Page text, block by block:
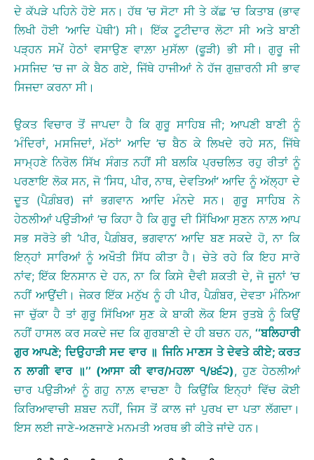
ਦੇ ਕੱਪੜੇ ਪਹਿਨੇ ਹੋਏ ਸਨ। ਹੱਥ ’ਚ ਸੋਟਾ ਸੀ ਤੇ ਕੱਛ ’ਚ ਕਿਤਾਬ (ਭਾਵ
ਲਿਖੀ ਹੋਈ ‘ਆਦਿ ਪੋਥੀ’) ਸੀ। ਇੱਕ ਟੂਟੀਦਾਰ ਲੋਟਾ ਸੀ ਅਤੇ ਬਾਣੀ
ਪੜ੍ਹਨ ਸਮੇਂ ਹੇਠਾਂ ਵਸਾਉਣ ਵਾਲ਼ਾ ਮੁਸੱਲਾ (ਫੂੜੀ) ਭੀ ਸੀ। ਗੁਰੂ ਜੀ
ਮਸਜਿਦ ’ਚ ਜਾ ਕੇ ਬੈਠ ਗਏ, ਜਿੱਥੇ ਹਾਜੀਆਂ ਨੇ ਹੱਜ ਗੁਜ਼ਾਰਨੀ ਸੀ ਭਾਵ
ਸਿਜਦਾ ਕਰਨਾ ਸੀ।
ਉਕਤ ਵਿਚਾਰ ਤੋਂ ਜਾਪਦਾ ਹੈ ਕਿ ਗੁਰੂ ਸਾਹਿਬ ਜੀ; ਆਪਣੀ ਬਾਣੀ ਨੂੰ
‘ਮੰਦਿਰਾਂ, ਮਸਜਿਦਾਂ, ਮੱਠਾਂ’ ਆਦਿ ’ਚ ਬੈਠ ਕੇ ਲਿਖਦੇ ਰਹੇ ਸਨ, ਜਿੱਥੇ
ਸਾਮ੍ਹਣੇ ਨਿਰੋਲ ਸਿੱਖ ਸੰਗਤ ਨਹੀਂ ਸੀ ਬਲਕਿ ਪ੍ਰਚਲਿਤ ਰਹੁ ਰੀਤਾਂ ਨੂੰ
ਪਰਣਾਇ ਲੋਕ ਸਨ, ਜੋ ‘ਸਿਧ, ਪੀਰ, ਨਾਥ, ਦੇਵਤਿਆਂ’ ਆਦਿ ਨੂੰ ਅੱਲ੍ਹਾ ਦੇ
ਦੂਤ (ਪੈਗ਼ੰਬਰ) ਜਾਂ ਭਗਵਾਨ ਆਦਿ ਮੰਨਦੇ ਸਨ। ਗੁਰੂ ਸਾਹਿਬ ਨੇ
ਹੇਠਲੀਆਂ ਪਉੜੀਆਂ ’ਚ ਕਿਹਾ ਹੈ ਕਿ ਗੁਰੂ ਦੀ ਸਿੱਖਿਆ ਸੁਣਨ ਨਾਲ਼ ਆਪ
ਸਭ ਸਰੋਤੇ ਭੀ ‘ਪੀਰ, ਪੈਗ਼ੰਬਰ, ਭਗਵਾਨ’ ਆਦਿ ਬਣ ਸਕਦੇ ਹੋ, ਨਾ ਕਿ
ਇਨ੍ਹਾਂ ਸਾਰਿਆਂ ਨੂੰ ਅਖੌਤੀ ਸਿੱਧ ਕੀਤਾ ਹੈ। ਚੇਤੇ ਰਹੇ ਕਿ ਇਹ ਸਾਰੇ
ਨਾਂਵ; ਇੱਕ ਇਨਸਾਨ ਦੇ ਹਨ, ਨਾ ਕਿ ਕਿਸੇ ਦੈਵੀ ਸ਼ਕਤੀ ਦੇ, ਜੋ ਜੂਨਾਂ ’ਚ
ਨਹੀਂ ਆਉਂਦੀ। ਜੇਕਰ ਇੱਕ ਮਨੁੱਖ ਨੂੰ ਹੀ ਪੀਰ, ਪੈਗ਼ੰਬਰ, ਦੇਵਤਾ ਮੰਨਿਆ
ਜਾ ਚੁੱਕਾ ਹੈ ਤਾਂ ਗੁਰੂ ਸਿੱਖਿਆ ਸੁਣ ਕੇ ਬਾਕੀ ਲੋਕ ਇਸ ਰੁਤਬੇ ਨੂੰ ਕਿਉਂ
ਨਹੀਂ ਹਾਸਲ ਕਰ ਸਕਦੇ ਜਦ ਕਿ ਗੁਰਬਾਣੀ ਦੇ ਹੀ ਬਚਨ ਹਨ, ‘‘ਬਲਿਹਾਰੀ
ਗੁਰ ਆਪਣੇ; ਦਿਉਹਾੜੀ ਸਦ ਵਾਰ ॥ ਜਿਨਿ ਮਾਣਸ ਤੇ ਦੇਵਤੇ ਕੀਏ;ਕਰਤ
ਨ ਲਾਗੀ ਵਾਰ ॥’’ (ਆਸਾ ਕੀ ਵਾਰ/ਮਹਲਾ ੧/੪੬੨), ਹੁਣ ਹੇਠਲੀਆਂ
ਚਾਰ ਪਉੜੀਆਂ ਨੂੰ ਗਹੁ ਨਾਲ਼ ਵਾਚਣਾ ਹੈ ਕਿਉਂਕਿ ਇਨ੍ਹਾਂ ਵਿੱਚ ਕੋਈ
ਕਿਰਿਆਵਾਚੀ ਸ਼ਬਦ ਨਹੀਂ, ਜਿਸ ਤੋਂ ਕਾਲ ਜਾਂ ਪੁਰਖ ਦਾ ਪਤਾ ਲੱਗਦਾ।
ਇਸ ਲਈ ਜਾਣੇ-ਅਣਜਾਣੇ ਮਨਮਤੀ ਅਰਥ ਭੀ ਕੀਤੇ ਜਾਂਦੇ ਹਨ।